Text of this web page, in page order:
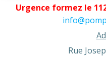
Urgence formez le
Rue